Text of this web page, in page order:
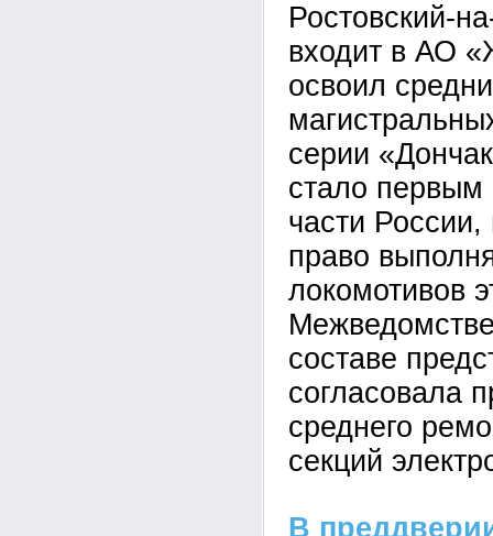
Ростовский-
входит в АО
освоил
серии
стало первым
части
право
локомотивов
составе
согласовала
среднего
секций
В